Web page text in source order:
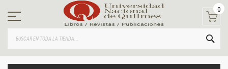
contenido
0